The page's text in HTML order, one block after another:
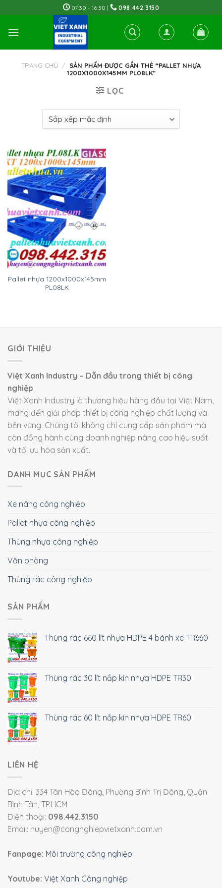
to
content
07:30 - 16:30 | 098.442.3150
TRANG CHỦ / SẢN PHẨM ĐƯỢC GẮN THẺ “PALLET NHỰA
1200X1000X145MM PL08LK”
LỌC
Pallet nhựa 1200x1000x145mm
PL08LK
GIỚI THIỆU
Việt Xanh Industry – Dẫn đầu trong thiết bị công
nghiệp
Việt Xanh Industry là thương hiệu hàng đầu tại Việt Nam,
mang đến giải pháp thiết bị công nghiệp chất lượng và
bền vững. Chúng tôi không chỉ cung cấp sản phẩm mà
còn đồng hành cùng doanh nghiệp nâng cao hiệu suất
và tối ưu hóa sản xuất.
DANH MỤC SẢN PHẨM
Xe nâng công nghiệp
Pallet nhựa công nghiệp
Thùng nhựa công nghiệp
Văn phòng
Thùng rác công nghiệp
SẢN PHẨM
Thùng rác 660 lít nhựa HDPE 4 bánh xe TR660
Thùng rác 30 lít nắp kín nhựa HDPE TR30
Thùng rác 60 lít nắp kín nhựa HDPE TR60
LIÊN HỆ
Địa chỉ: 334 Tân Hòa Đông, Phường Bình Trị Đông, Quận
Bình Tân, TP.HCM
Điện thoại: 098.442.3150
Email: huyen@congnghiepvietxanh.com.vn
Fanpage: Môi trường công nghiệp
Youtube: Việt Xanh Công nghiệp